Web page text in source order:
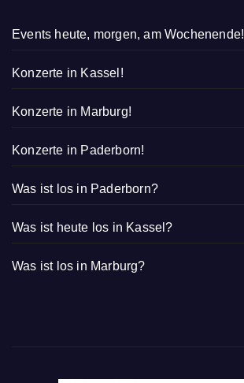
Events heute, morgen, am Wochenende!
Konzerte in Kassel!
Konzerte in Marburg!
Konzerte in Paderborn!
Was ist los in Paderborn?
Was ist heute los in Kassel?
Was ist los in Marburg?